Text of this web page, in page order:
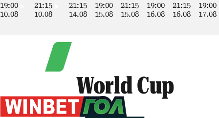
19:00
10.08
21:15
10.08
21:15
14.08
19:00
15.08
21:15
15.08
19:00
16.08
21:15
16.08
19:00
17.08
World Cup